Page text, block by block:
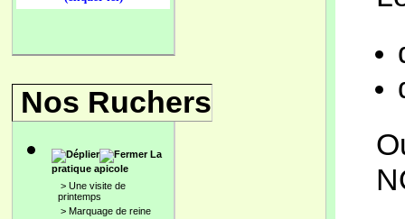
Nos Ruchers
La
pratique apicole
> Une visite de
printemps
> Marquage de reine